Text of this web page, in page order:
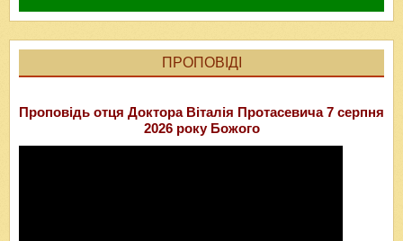
ПРОПОВІДІ
Проповідь отця Доктора Віталія Протасевича 7 серпня
2026 року Божого